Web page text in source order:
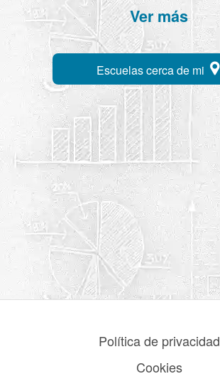
Ver más
Escuelas cerca de mi
Política de privacidad
Cookies